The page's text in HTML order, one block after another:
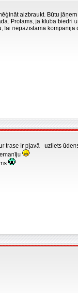
aizbraukt. Būtu
Protams, ja kluba biedri
nepazīstamā kompānijā
trase ir pļavā - uzliets